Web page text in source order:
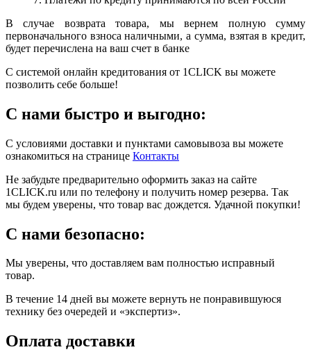
В случае возврата товара, мы вернем полную сумму
первоначального взноса наличными, а сумма, взятая в кредит,
будет перечислена на ваш счет в банке
С системой онлайн кредитования от 1CLICK вы можете
позволить себе больше!
С нами быстро и выгодно:
С условиями доставки и пунктами самовывоза вы можете
ознакомиться на странице Контакты
Не забудьте предварительно оформить заказ на сайте
1CLICK.ru или по телефону и получить номер резерва. Так
мы будем уверены, что товар вас дождется. Удачной покупки!
С нами безопасно:
Мы уверены, что доставляем вам полностью исправный
товар.
В течение 14 дней вы можете вернуть не понравившуюся
технику без очередей и «экспертиз».
Оплата доставки